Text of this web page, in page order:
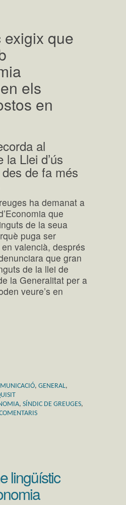
que
els
en
al
la Llei d’ús
de fa més
ha demanat a
que
de la seua
puga ser
valencià, després
que gran
de la llei de
la Generalitat per a
veure’s en
, GENERAL,
, SÍNDIC DE GREUGES,
lingüístic